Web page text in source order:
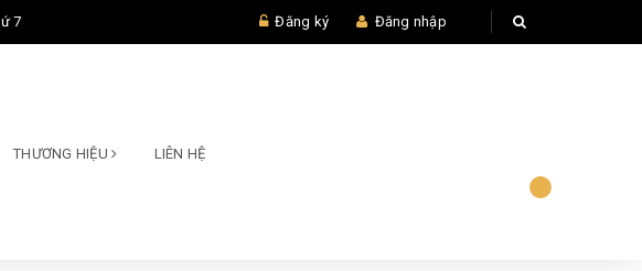
7 Đăng ký Đăng nhập
THƯƠNG HIỆU LIÊN HỆ